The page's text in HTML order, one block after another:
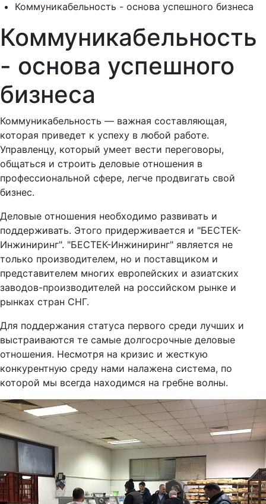
Коммуникабельность - основа успешного бизнеса
Коммуникабельность
- основа успешного
бизнеса
Коммуникабельность — важная составляющая,
которая приведет к успеху в любой работе.
Управленцу, который умеет вести переговоры,
общаться и строить деловые отношения в
профессиональной сфере, легче продвигать свой
бизнес.
Деловые отношения необходимо развивать и
поддерживать. Этого придерживается и "БЕСТЕК-
Инжиниринг". "БЕСТЕК-Инжиниринг" является не
только производителем, но и поставщиком и
представителем многих европейских и азиатских
заводов-производителей на российском рынке и
рынках стран СНГ.
Для поддержания статуса первого среди лучших и
выстраиваются те самые долгосрочные деловые
отношения. Несмотря на кризис и жесткую
конкурентную среду нами налажена система, по
которой мы всегда находимся на гребне волны.